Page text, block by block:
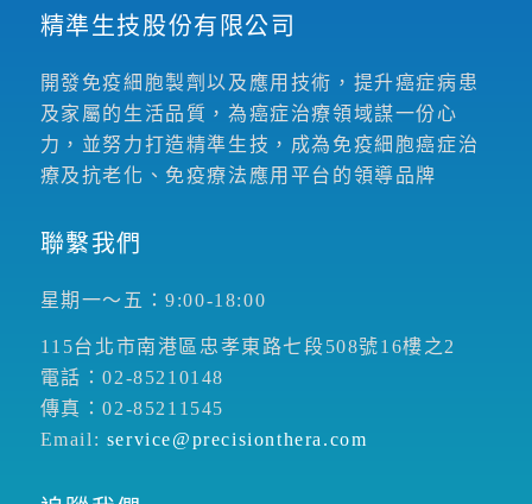
精準生技股份有限公司
開發免疫細胞製劑以及應用技術，提升癌症病患
及家屬的生活品質，為癌症治療領域謀一份心
力，並努力打造精準生技，成為免疫細胞癌症治
療及抗老化、免疫療法應用平台的領導品牌
聯繫我們
星期一～五：9:00-18:00
115台北市南港區忠孝東路七段508號16樓之2
電話：02-85210148
傳真：02-85211545
Email: service@precisionthera.com